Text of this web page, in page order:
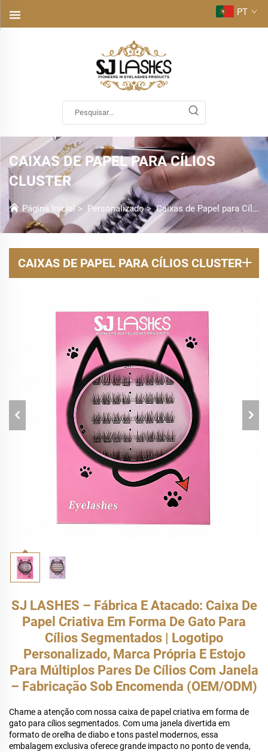
PT
CAIXAS DE PAPEL PARA CÍLIOS
CLUSTER
Página Inicial> Personalizado>Caixas de Papel para Cílios Cluster
CAIXAS DE PAPEL PARA CÍLIOS CLUSTER
SJ LASHES – Fábrica E Atacado: Caixa De
Papel Criativa Em Forma De Gato Para
Cílios Segmentados | Logotipo
Personalizado, Marca Própria E Estojo
Para Múltiplos Pares De Cílios Com Janela
– Fabricação Sob Encomenda (OEM/ODM)
Chame a atenção com nossa caixa de papel criativa em forma de
gato para cílios segmentados. Com uma janela divertida em
formato de orelha de diabo e tons pastel modernos, essa
embalagem exclusiva oferece grande impacto no ponto de venda,